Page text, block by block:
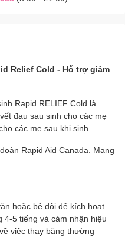
Relief Cold - Hỗ trợ giảm
Rapid RELIEF Cold là
đau sau sinh cho các mẹ
các mẹ sau khi sinh.
Rapid Aid Canada. Mang
hoặc bẻ đôi để kích hoạt
4-5 tiếng và cảm nhận hiệu
việc thay băng thường